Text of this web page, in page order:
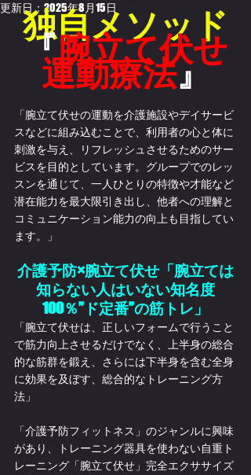
更新日： 2025年8月15日
独自メソッド
『腕立て伏せ
運動療法』
「腕立て伏せの運動を介護施設やデイサービ
スなどに組み込むことで、利用者の心と体に
刺激を与え、リフレッシュさせるためのサー
ビスを目的としています。グループでのレッ
スンを通じて、一人ひとりの特徴や才能など
潜在能力を最大限引き出し、他者への理解と
コミュニケーション能力の向上も目指してい
ます。」
介護予防×腕立て伏せ「腕立ては
知らない人はいない知名度
100％”ド定番”の筋トレ」
「腕立て伏せは、正しいフォームで行うこと
で筋力向上させるだけでなく、上半身の総合
的な筋群を鍛え、さらには下半身を含む全身
に効果を及ぼす、総合的なトレーニング方
法」
「介護予防フィットネス」のジャンルに興味
があり、トレーニング器具を使わない自重ト
レーニング「腕立て伏せ」完全エクササイズ